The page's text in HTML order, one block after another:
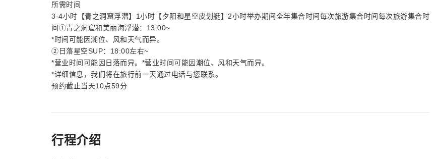
所需时间
3-4小时【青之洞窟浮潜】1小时【夕阳和星空皮划艇】2小时举办期间全年集合时间每次旅游集合时间每次旅游集合时
间①青之洞窟和美丽海浮潜：13:00~
*时间可能因潮位、风和天气而异。
②日落星空SUP：18:00左右~
*营业时间可能因日落而异。*营业时间可能因潮位、风和天气而异。
*详细信息，我们将在旅行前一天通过电话与您联系。
预约截止当天10点59分
行程介绍